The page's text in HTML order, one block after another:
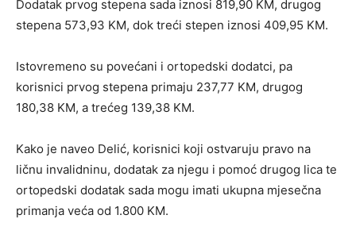
Dodatak prvog stepena sada iznosi 819,90 KM, drugog
stepena 573,93 KM, dok treći stepen iznosi 409,95 KM.
Istovremeno su povećani i ortopedski dodatci, pa
korisnici prvog stepena primaju 237,77 KM, drugog
180,38 KM, a trećeg 139,38 KM.
Kako je naveo Delić, korisnici koji ostvaruju pravo na
ličnu invalidninu, dodatak za njegu i pomoć drugog lica te
ortopedski dodatak sada mogu imati ukupna mjesečna
primanja veća od 1.800 KM.